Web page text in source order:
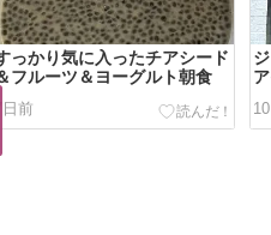
っかり気に入ったチアシード
フルーツ＆ヨーグルト朝食
7日前